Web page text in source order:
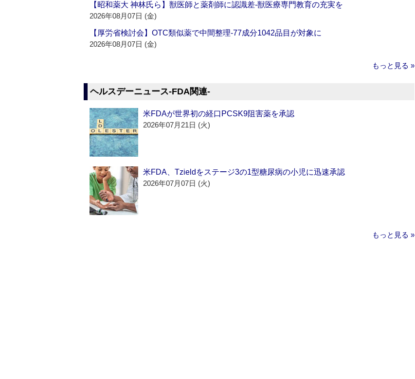
【昭和薬大 神林氏ら】獣医師と薬剤師に認識差‐獣医療専門教育の充実を
2026年08月07日 (金)
【厚労省検討会】OTC類似薬で中間整理‐77成分1042品目が対象に
2026年08月07日 (金)
もっと見る »
ヘルスデーニュース‐FDA関連‐
米FDAが世界初の経口PCSK9阻害薬を承認
2026年07月21日 (火)
米FDA、Tzieldをステージ3の1型糖尿病の小児に迅速承認
2026年07月07日 (火)
もっと見る »